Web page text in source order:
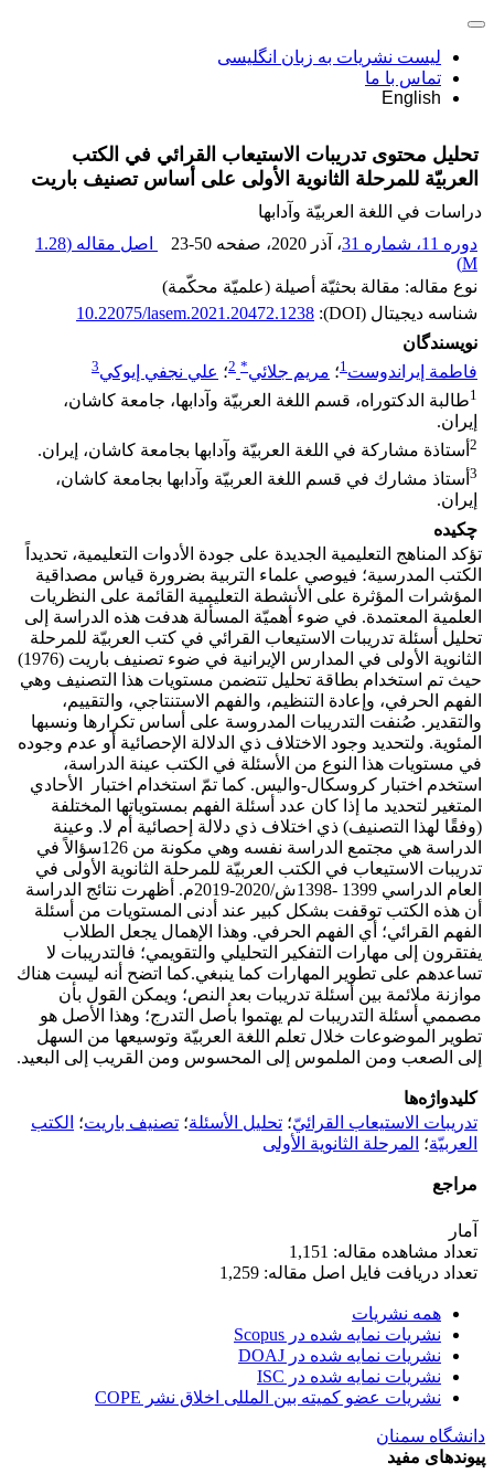
لیست نشریات به زبان انگلیسی
تماس با ما
English
تحليل محتوی تدريبات الاستيعاب القرائي في الکتب
العربيّة للمرحلة الثانوية الأولی علی أساس تصنيف باريت
دراسات في اللغة العربيّة وآدابها
دوره 11، شماره 31
، آذر 2020 ، صفحه 23-50 اصل مقاله (1.28
M
)
نوع مقاله: مقالة بحثيّة أصيلة (علميّة محكّمة)
شناسه دیجیتال (DOI):
10.22075/lasem.2021.20472.1238
نویسندگان
فاطمة إيراندوست1؛ مريم جلائي*
2؛ علي نجفي إيوکي3
1طالبة الدکتوراه، قسم اللغة العربيّة وآدابها، جامعة کاشان،
إيران.
2 أستاذة مشارکة في اللغة العربيّة وآدابها بجامعة کاشان، إيران.
3 أستاذ مشارك في قسم اللغة العربيّة وآدابها بجامعة کاشان،
إيران.
چکیده
تؤكد المناهج التعليمية الجديدة علی جودة الأدوات التعليمية، تحديداً
الكتب المدرسية؛ فيوصي علماء التربية بضرورة قياس مصداقية
المؤشرات المؤثرة على الأنشطة التعليمية القائمة على النظريات
العلمية المعتمدة. في ضوء أهميّة المسألة هدفت هذه الدراسة إلى
تحليل أسئلة تدريبات الاستيعاب القرائي في كتب العربيّة للمرحلة
الثانوية الأولی في المدارس الإيرانية في ضوء تصنيف باريت (1976)
حيث تم استخدام بطاقة تحليل تتضمن مستويات هذا التصنيف وهي
الفهم الحرفي، وإعادة التنظيم، والفهم الاستنتاجي، والتقييم،
والتقدير. صُنفت التدريبات المدروسة علی أساس تكرارها ونسبها
المئوية. ولتحديد وجود الاختلاف ذي الدلالة الإحصائية أو عدم وجوده
في مستويات هذا النوع من الأسئلة في الكتب عينة الدراسة،
استخدم اختبار كروسكال-واليس. كما تمّ استخدام اختبار الأحادي
المتغير لتحديد ما إذا كان عدد أسئلة الفهم بمستوياتها المختلفة
(وفقًا لهذا التصنيف) ذي اختلاف ذي دلالة إحصائية أم لا. وعينة
الدراسة هي مجتمع الدراسة نفسه وهي مكونة من 126سؤالاً في
تدريبات الاستيعاب في الكتب العربيّة للمرحلة الثانوية الأولی في
العام الدراسي 1399 -1398ش/2020-2019م. أظهرت نتائج الدراسة
أن هذه الكتب توقفت بشكل كبير عند أدنى المستويات من أسئلة
الفهم القرائي؛ أي الفهم الحرفي. وهذا الإهمال يجعل الطلاب
يفتقرون إلى مهارات التفكير التحليلي والتقويمي؛ فالتدريبات لا
تساعدهم علی تطوير المهارات كما ينبغي.کما اتضح أنه ليست هناك
موازنة ملائمة بين أسئلة تدريبات بعد النص؛ ويمكن القول بأن
مصممي أسئلة التدريبات لم يهتموا بأصل التدرج؛ وهذا الأصل هو
تطوير الموضوعات خلال تعلم اللغة العربيّة وتوسيعها من السهل
إلی الصعب ومن الملموس إلی المحسوس ومن القريب إلی البعيد.
کلیدواژه‌ها
تدريبات الاستيعاب القرائيّ؛ تحليل الأسئلة؛ تصنيف باريت؛ الكتب
العربيّة؛ المرحلة الثانوية الأولی
مراجع
آمار
تعداد مشاهده مقاله: 1,151
تعداد دریافت فایل اصل مقاله: 1,259
همه نشریات
نشریات نمایه شده در Scopus
نشریات نمایه شده در DOAJ
نشریات نمایه شده در ISC
نشریات عضو کمیته بین المللی اخلاق نشر COPE
دانشگاه سمنان
پیوندهای مفید